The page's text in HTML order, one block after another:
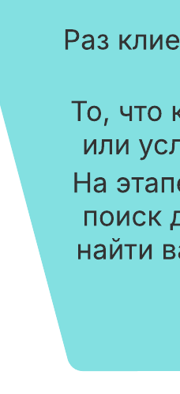
вам:
потенциального клиента от
счете оформит покупку;
с клиентами на каждом
продаж, откройте наш
информацию.